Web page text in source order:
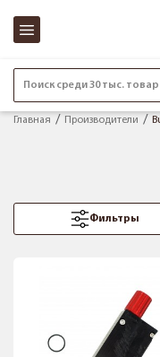
Поиск среди 30 тыс.
Главная Производители
Фильтры